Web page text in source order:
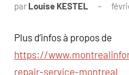
par Louise KESTEL
Plus d’infos à propos de
https://
repair-service-montreal